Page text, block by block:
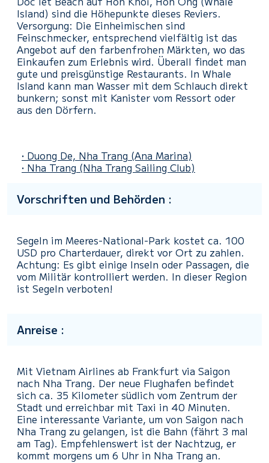
Island) sind die Höhepunkte dieses Reviers.
Versorgung: Die Einheimischen sind
Feinschmecker, entsprechend vielfältig ist das
Angebot auf den farbenfrohen Märkten, wo das
Einkaufen zum Erlebnis wird. Überall findet man
gute und preisgünstige Restaurants. In Whale
Island kann man Wasser mit dem Schlauch direkt
bunkern; sonst mit Kanister vom Ressort oder
aus den Dörfern.
• Duong De, Nha Trang (Ana Marina)
• Nha Trang (Nha Trang Sailing Club)
Vorschriften und Behörden :
Segeln im Meeres-National-Park kostet ca. 100
USD pro Charterdauer, direkt vor Ort zu zahlen.
Achtung: Es gibt einige Inseln oder Passagen, die
vom Militär kontrolliert werden. In dieser Region
ist Segeln verboten!
Anreise :
Mit Vietnam Airlines ab Frankfurt via Saigon
nach Nha Trang. Der neue Flughafen befindet
sich ca. 35 Kilometer südlich vom Zentrum der
Stadt und erreichbar mit Taxi in 40 Minuten.
Eine interessante Variante, um von Saigon nach
Nha Trang zu gelangen, ist die Bahn (fährt 3 mal
am Tag). Empfehlenswert ist der Nachtzug, er
kommt morgens um 6 Uhr in Nha Trang an.